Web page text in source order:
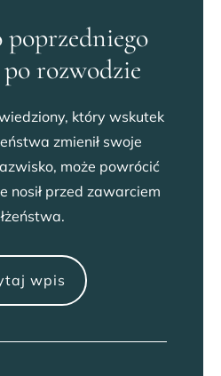
rozwodzie
który wskutek
zmienił swoje
może powrócić
nosił przed zawarciem
wpis